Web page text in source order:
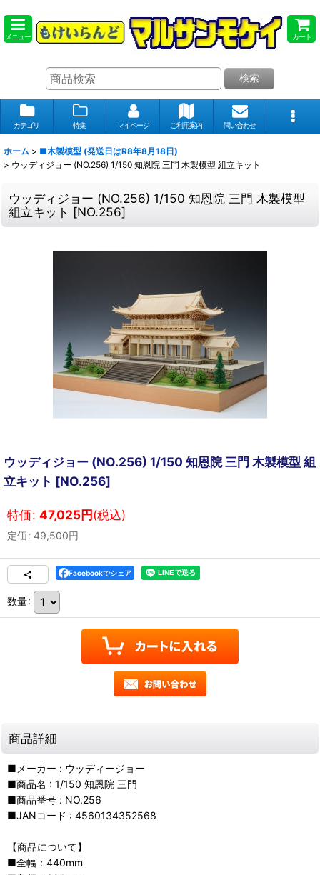
メニュー カート
検索
カテゴリ 特集 マイページ ご利用案内 問い合わせ
ホーム > ■木製模型 (発送日はR8年8月18日)
> ウッディジョー (NO.256) 1/150 知恩院 三門 木製模型 組立キット
ウッディジョー (NO.256) 1/150 知恩院 三門 木製模型
組立キット [NO.256]
ウッディジョー (NO.256) 1/150 知恩院 三門 木製模型 組
立キット [NO.256]
特価: 47,025円(税込)
定価: 49,500円
Facebookでシェア
数量:
商品詳細
■メーカー : ウッディージョー
■商品名 : 1/150 知恩院 三門
■商品番号 : NO.256
■JANコード : 4560134352568
【商品について】
■全幅：440mm